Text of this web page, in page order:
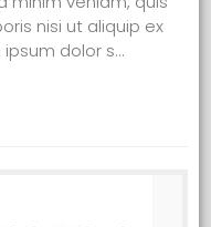
nisi ut aliquip ex
dolor s...